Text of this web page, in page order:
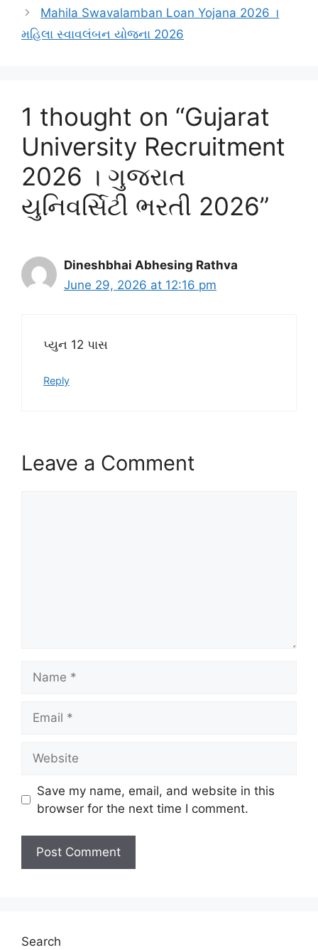
Mahila Swavalamban Loan Yojana 2026 ।
મહિલા સ્વાવલંબન યોજના 2026
1 thought on “Gujarat
University Recruitment
2026 । ગુજરાત
યુનિવર્સિટી ભરતી 2026”
Dineshbhai Abhesing Rathva
June 29, 2026 at 12:16 pm
પ્યુન 12 પાસ
Reply
Leave a Comment
Save my name, email, and website in this
browser for the next time I comment.
Search